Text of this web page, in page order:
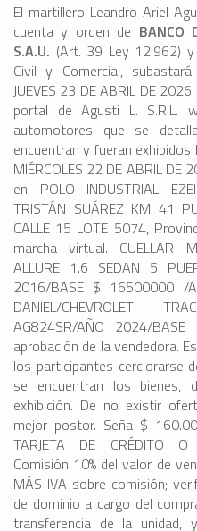
El martillero Leandro Ariel
cuenta y orden de BANCO
S.A.U. (Art. 39 Ley 12.962)
Civil y Comercial,
JUEVES 23 DE ABRIL DE
portal de Agusti L. S.R.L.
automotores que se
encuentran y fueran
MIÉRCOLES 22 DE ABRIL
en POLO INDUSTRIAL
TRISTÁN SUÁREZ KM 41
CALLE 15 LOTE 5074,
marcha virtual. CUELLAR
ALLURE 1.6 SEDAN 5
2016/BASE $ 16500000 /
DANIEL/CHEVROLET
AG824SR/AÑO 2024/
aprobación de la vendedora.
los participantes cerciorarse
se encuentran los bienes,
exhibición. De no existir
mejor postor. Seña $
TARJETA DE CRÉDITO O
Comisión 10% del valor de
MÁS IVA sobre comisión;
de dominio a cargo del
transferencia de la